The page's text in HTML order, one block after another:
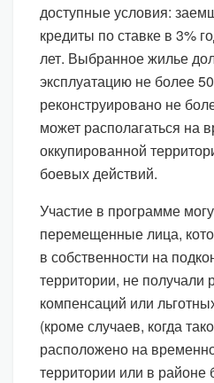
доступные условия:
кредиты по ставке в 3%
лет. Выбранное жилье
эксплуатацию не более
реконструировано не
может располагаться на
оккупированной
боевых действий.
Участие в программе
перемещенные лица,
в собственности на
территории, не получали
компенсаций или
(кроме случаев, когда
расположено на
территории или в районе